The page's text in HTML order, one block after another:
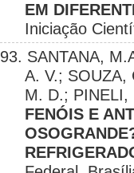
EM
Iniciação
93. SANTANA,
A. V.;
M. D.;
FENÓIS E